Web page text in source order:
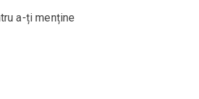
a-ți menține